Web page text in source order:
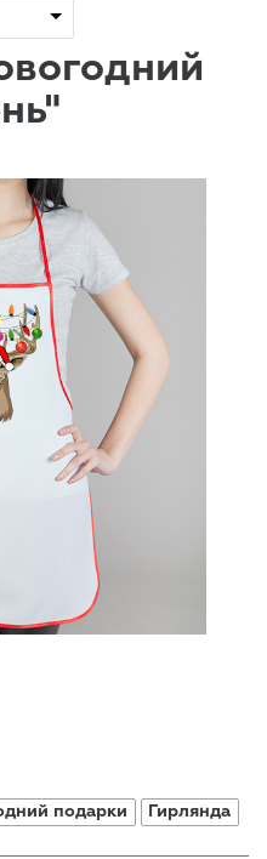
подарки Гирлянда